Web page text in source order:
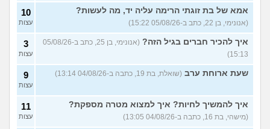
איך לשפר את הנושא
התעסוקתי? (אנונימית, בת 27)
4
עצות
איך להבין מה הכיוון שלי?
(אנונימית, בת 21)
4
עצות
עוד שאלות חדשות במדור
אמא של בת זוגתי הרימה עליה יד, מה לעשות?
(אנונימי, בן 22, כתב ב-05/08/26 15:22)
10
עצות
איך להכיר חברים בגיל הזה?
(אנונימי, בן 25, כתב ב-05/08/26
15:13)
3
עצות
שעת ארוחת ערב (שואלת, בת 19, כתבה ב-04/08/26 13:14) 9
עצות
איך להמשיך לחיות? איך למצוא מטרה מספקת?
(מישהי, בת 16, כתבה ב-04/08/26 13:05)
11
עצות